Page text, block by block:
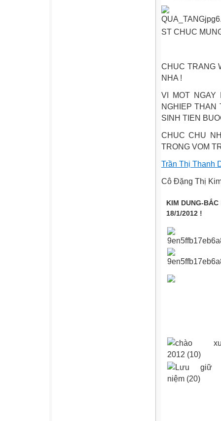
ST CHUC
CHUC TRANG
NHA !
VI MOT NGAY
NGHIEP THAN
SINH TIEN
CHUC CHU
TRONG VOM
Trần Thị Thanh
Cô Đặng Thị
KIM DUNG-BẮC
18/1/2012 !